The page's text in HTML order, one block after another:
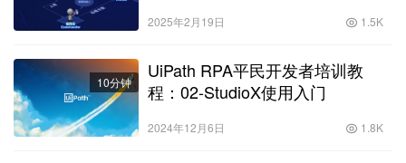
2025年2月19日 1.5K
10分钟
UiPath RPA平民开发者培训教
程：02-StudioX使用入门
2024年12月6日 1.8K